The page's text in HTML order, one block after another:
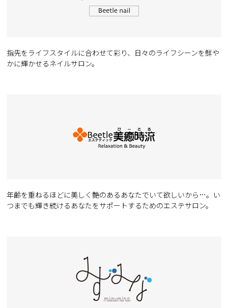
指先をライフスタイルに合わせて彩り、日々のライフシーンを鮮や
かに輝かせるネイルサロン。
年齢を重ねるほどに美しく艶のあるあなたでいて欲しいから…。い
つまでも輝き続けるあなたをサポートするためのエステサロン。